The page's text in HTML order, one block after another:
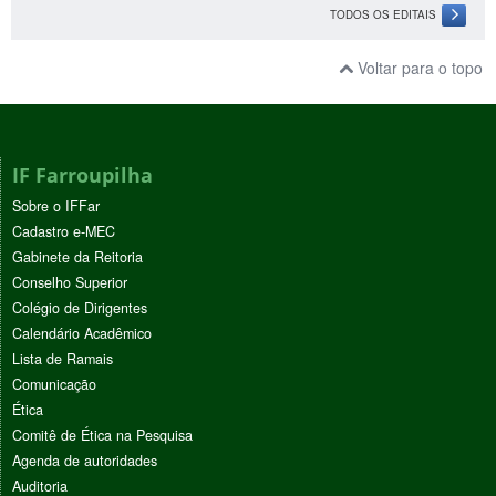
TODOS OS EDITAIS
Voltar para o topo
IF Farroupilha
Sobre o IFFar
Cadastro e-MEC
Gabinete da Reitoria
Conselho Superior
Colégio de Dirigentes
Calendário Acadêmico
Lista de Ramais
Comunicação
Ética
Comitê de Ética na Pesquisa
Agenda de autoridades
Auditoria